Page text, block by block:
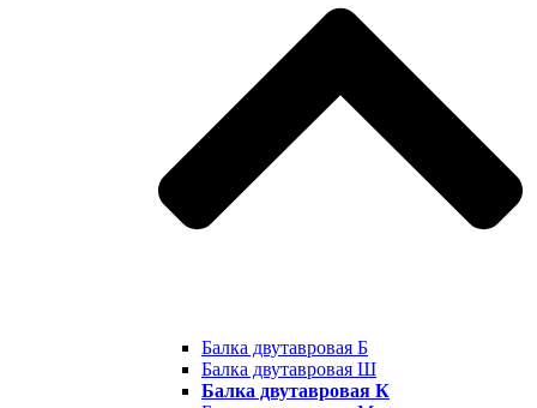
Балка двутавровая Б
Балка двутавровая Ш
Балка двутавровая К